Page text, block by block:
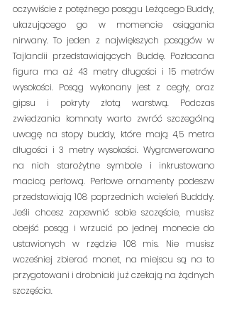
oczywiście z potężnego posągu Leżącego Buddy,
ukazującego go w momencie osiągania
nirwany. To jeden z największych posągów w
Tajlandii przedstawiających Buddę. Pozłacana
figura ma aż 43 metry długości i 15 metrów
wysokości. Posąg wykonany jest z cegły, oraz
gipsu i pokryty złotą warstwą. Podczas
zwiedzania komnaty warto zwróć szczególną
uwagę na stopy buddy, które mają 4,5 metra
długości i 3 metry wysokości. Wygrawerowano
na nich starożytne symbole i inkrustowano
macicą perłową. Perłowe ornamenty podeszw
przedstawiają 108 poprzednich wcieleń Budddy.
Jeśli chcesz zapewnić sobie szczęście, musisz
obejść posąg i wrzucić po jednej monecie do
ustawionych w rzędzie 108 mis. Nie musisz
wcześniej zbierać monet, na miejscu są na to
przygotowani i drobniaki już czekają na żądnych
szczęścia.